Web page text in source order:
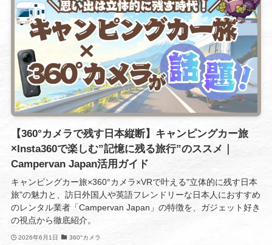
【360°カメラで残す日本縦断】キャンピングカー旅
×Insta360で楽しむ”記憶に残る旅行”のススメ｜
Campervan Japan活用ガイド
キャンピングカー旅×360°カメラ×VRで叶える"立体的に残す日本
旅"の魅力と、訪日外国人や英語フレンドリーな日本人におすすめ
のレンタル業者「Campervan Japan」の特徴を、ガジェット好き
の視点から徹底紹介。
2026年6月1日 360°カメラ